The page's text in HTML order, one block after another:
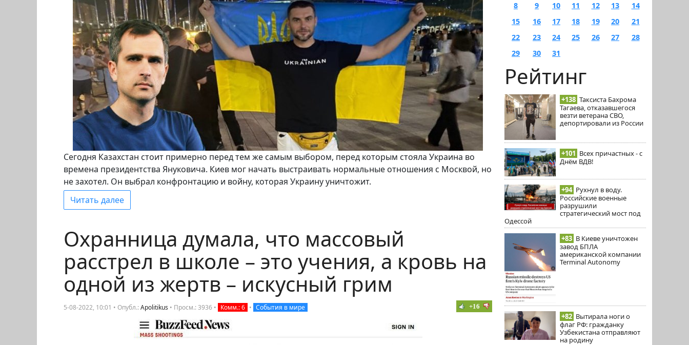
8
9 10 11 12 13
14
15
16 17 18 19 20
21
22
23 24 25 26 27
28
29
30 31
Рейтинг
+138 Таксиста Бахрома
Тагаева, отказавшегося
везти ветерана СВО,
депортировали из России
+101 Всех причастных - с
Днём ВДВ!
+94 Рухнул в воду.
Российские военные
разрушили
стратегический мост под
Одессой
+83 В Киеве уничтожен
завод БПЛА
американской компании
Terminal Autonomy
+82 Вытирала ноги о
флаг РФ: гражданку
Узбекистана отправляют
на родину
Сегодня Казахстан стоит примерно перед тем же самым выбором, перед которым стояла Украина во
времена президентства Януковича. Киев мог начать выстраивать нормальные отношения с Москвой, но
не захотел. Он выбрал конфронтацию и войну, которая Украину уничтожит.
Читать далее
Охранница думала, что массовый
расстрел в школе – это учения, а кровь на
одной из жертв – искусный грим
5-08-2022, 10:01 • Опубл.:Apolitikus • Просм.: 3936 • Комм.: 6 • События в мире +16